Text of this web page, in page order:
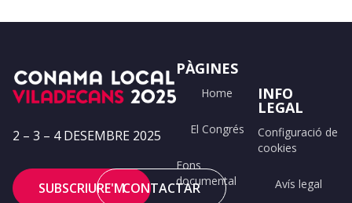
2 – 3 – 4 DESEMBRE 2025
SUBSCRIURE'MCONTACTAR
PÀGINES
Home
El Congrés
Fons
documental
INFO
LEGAL
Configuració de
cookies
Avís legal